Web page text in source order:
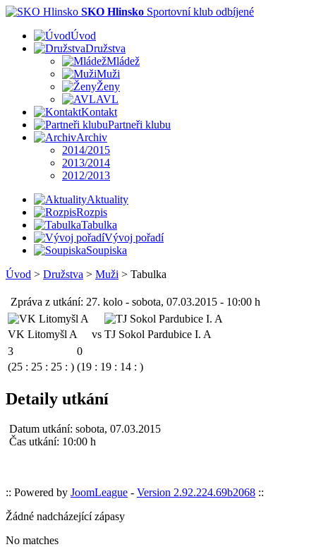
SKO Hlinsko Sportovní klub odbíjené
Úvod
Družstva
Mládež
Muži
Ženy
AVL
Kontakt
Partneři klubu
Archiv
2014/2015
2013/2014
2012/2013
Aktuality
Rozpis
Tabulka
Vývoj pořadí
Soupiska
Úvod > Družstva > Muži > Tabulka
Zpráva z utkání: 27. kolo - sobota, 07.03.2015 - 10:00 h
VK Litomyšl A vs TJ Sokol Pardubice I. A
3
0
(25 : 25 : 25 : ) (19 : 19 : 14 : )
Detaily utkání
Datum utkání: sobota, 07.03.2015
Čas utkání: 10:00 h
:: Powered by JoomLeague - Version 2.92.224.69b2068 ::
Žádné nadcházející zápasy
No matches